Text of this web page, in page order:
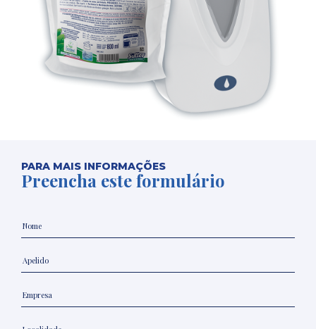
PARA MAIS INFORMAÇÕES
Preencha este formulário